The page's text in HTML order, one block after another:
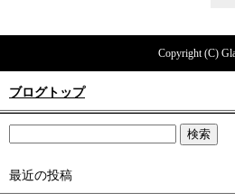
Copyright (C)
ブログトップ
最近の投稿